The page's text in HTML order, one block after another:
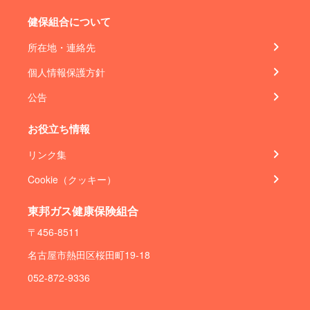
健保組合について
所在地・連絡先
個人情報保護方針
公告
お役立ち情報
リンク集
Cookie（クッキー）
東邦ガス健康保険組合
〒456-8511
名古屋市熱田区桜田町19-18
052-872-9336